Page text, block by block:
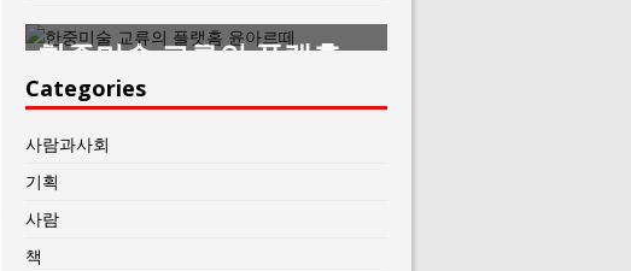
한중미술 교류의 플랫홈
윤아르떼
Categories
사람과사회
기획
사람
책